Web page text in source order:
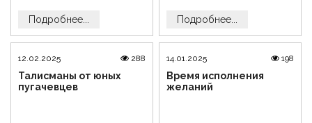
Подробнее... Подробнее...
12.02.2025 288
Талисманы от юных
пугачевцев
14.01.2025 198
Время исполнения
желаний